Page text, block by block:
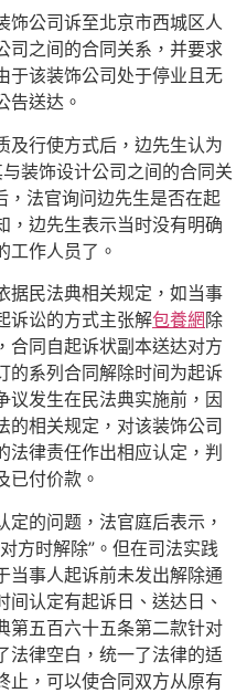
饰公司诉至北京市西城区人
司之间的合同关系，并要求
于该装饰公司处于停业且无
告送达。
及行使方式后，边先生认为
装饰设计公司之间的合同关
法官询问边先生是否在起
，边先生表示当时没有明确
工作人员了。
据民法典相关规定，如当事
诉讼的方式主张解包養網 除
合同自起诉状副本送达对方
的系列合同解除时间为起诉
议发生在民法典实施前，因
的相关规定，对该装饰公司
法律责任作出相应认定，判
已付价款。
的问题，法官庭后表示，
方时解除”。但在司法实践
当事人起诉前未发出解除通
认定有起诉日、送达日、
第五百六十五条第二款针对
法律空白，统一了法律的适
止，可以使合同双方从原有